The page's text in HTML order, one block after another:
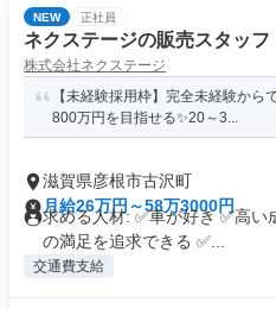
NEW 正社員
ネクステージの販売スタッフ
株式会社ネクステージ
【未経験採用枠】完全未経験か
800万円を目指せる✨20～3...
滋賀県彦根市古沢町
月給26万円～58万3000円
求める人材: ✅車が好き ✅高
の満足を追求できる ✅...
交通費支給